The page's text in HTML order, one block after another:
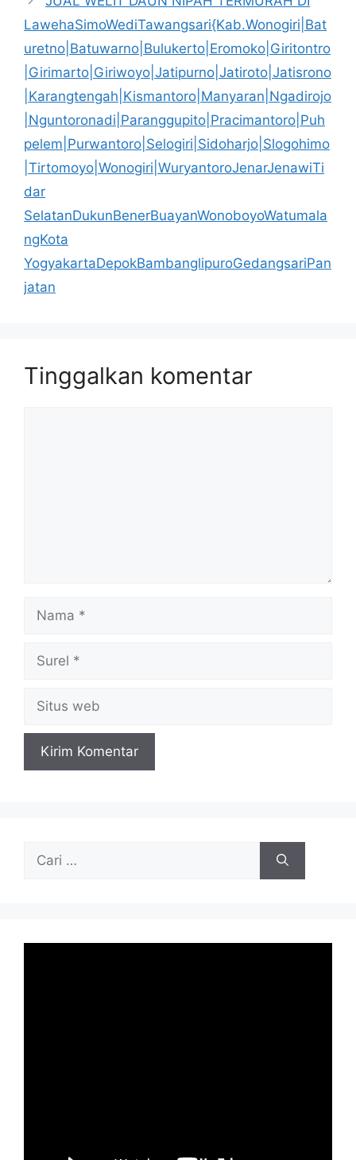
LawehaSimoWediTawangsari{Kab.Wonogiri|Bat
uretno|Batuwarno|Bulukerto|Eromoko|Giritontro
|Girimarto|Giriwoyo|Jatipurno|Jatiroto|Jatisrono
|Karangtengah|Kismantoro|Manyaran|Ngadirojo
|Nguntoronadi|Paranggupito|Pracimantoro|Puh
pelem|Purwantoro|Selogiri|Sidoharjo|Slogohimo
|Tirtomoyo|Wonogiri|WuryantoroJenarJenawiTi
dar
SelatanDukunBenerBuayanWonoboyoWatumala
ngKota
YogyakartaDepokBambanglipuroGedangsariPan
jatan
Tinggalkan komentar
web
untuk: